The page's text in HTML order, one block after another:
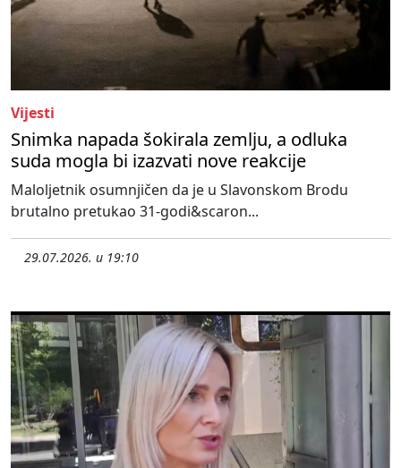
Vijesti
Snimka napada šokirala zemlju, a odluka
suda mogla bi izazvati nove reakcije
Maloljetnik osumnjičen da je u Slavonskom Brodu
brutalno pretukao 31-godi&scaron...
29.07.2026. u 19:10